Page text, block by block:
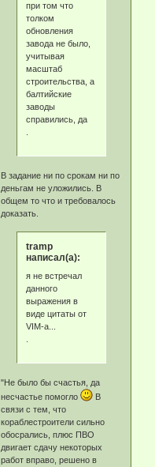
при том что
толком
обновления
завода не было,
учитывая
масштаб
строительства, а
балтийские
заводы
справились, да
В задание ни по срокам ни по
деньгам не уложились. В
общем то что и требовалось
доказать.
tramp
написал(а):
я не встречал
данного
выражения в
виде цитаты от
VIM-а...
"Не было бы счастья, да
несчастье помогло
В
связи с тем, что
кораблестроители сильно
обосрались, плюс ПВО
двигает сдачу некоторых
работ вправо, решено в